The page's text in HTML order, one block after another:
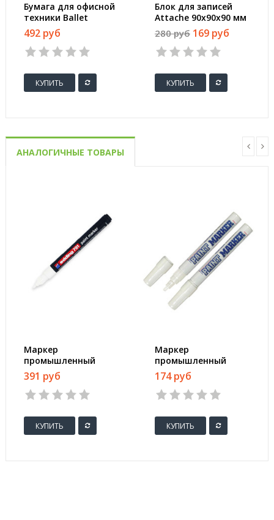
Бумага для офисной
техники Ballet
Premier (А4, марка A,
80 г/кв.м, 500 листов)
492 руб
КУПИТЬ
Блок для записей
Attache 90x90x90 мм
разноцветный
(плотность 80 г/кв.м)
280 руб 169 руб
КУПИТЬ
АНАЛОГИЧНЫЕ ТОВАРЫ
Маркер
промышленный
Edding E-791/49 для
универсальной
маркировки белый
391 руб
КУПИТЬ
Маркер
промышленный
MunHwa для
универсальной
маркировки белый
174 руб
КУПИТЬ